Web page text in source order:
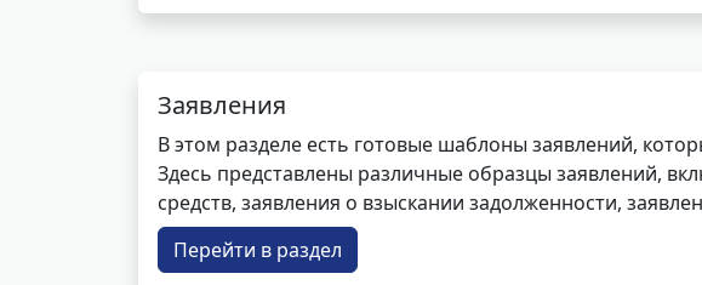
Заявления
В этом разделе есть готовые шаблоны заявлений,
Здесь представлены различные образцы заявлений,
средств, заявления о взыскании задолженности,
Перейти в раздел